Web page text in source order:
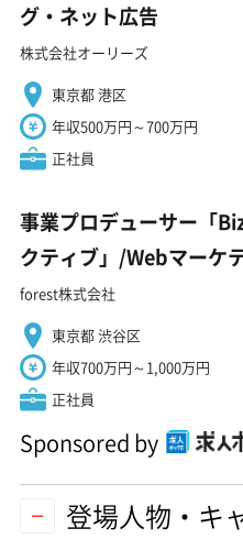
グ・ネット広告
株式会社オーリーズ
東京都 港区
年収500万円～700万円
正社員
事業プロデューサー「
クティブ」/Webマーケ
forest株式会社
東京都 渋谷区
年収700万円～1,000万円
正社員
Sponsored by
登場人物・キ